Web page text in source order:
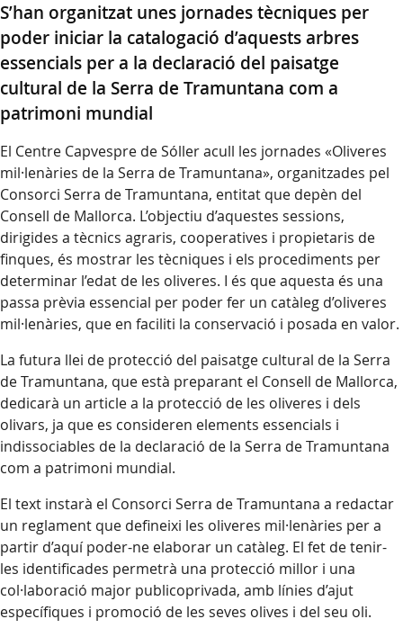
S’han organitzat unes jornades tècniques per
poder iniciar la catalogació d’aquests arbres
essencials per a la declaració del paisatge
cultural de la Serra de Tramuntana com a
patrimoni mundial
El Centre Capvespre de Sóller acull les jornades «Oliveres
mil·lenàries de la Serra de Tramuntana», organitzades pel
Consorci Serra de Tramuntana, entitat que depèn del
Consell de Mallorca. L’objectiu d’aquestes sessions,
dirigides a tècnics agraris, cooperatives i propietaris de
finques, és mostrar les tècniques i els procediments per
determinar l’edat de les oliveres. I és que aquesta és una
passa prèvia essencial per poder fer un catàleg d’oliveres
mil·lenàries, que en faciliti la conservació i posada en valor.
La futura llei de protecció del paisatge cultural de la Serra
de Tramuntana, que està preparant el Consell de Mallorca,
dedicarà un article a la protecció de les oliveres i dels
olivars, ja que es consideren elements essencials i
indissociables de la declaració de la Serra de Tramuntana
com a patrimoni mundial.
El text instarà el Consorci Serra de Tramuntana a redactar
un reglament que defineixi les oliveres mil·lenàries per a
partir d’aquí poder-ne elaborar un catàleg. El fet de tenir-
les identificades permetrà una protecció millor i una
col·laboració major publicoprivada, amb línies d’ajut
específiques i promoció de les seves olives i del seu oli.